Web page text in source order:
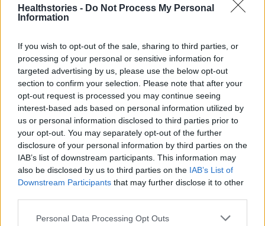
Healthstories - Do Not Process My Personal
Information
If you wish to opt-out of the sale, sharing to third parties, or
processing of your personal or sensitive information for
targeted advertising by us, please use the below opt-out
section to confirm your selection. Please note that after your
opt-out request is processed you may continue seeing
interest-based ads based on personal information utilized by
us or personal information disclosed to third parties prior to
your opt-out. You may separately opt-out of the further
disclosure of your personal information by third parties on the
IAB’s list of downstream participants. This information may
also be disclosed by us to third parties on the IAB’s List of
Downstream Participants that may further disclose it to other
Personal Data Processing Opt Outs
Δείτε Ακόμη
με μνημεία που διαμόρφωσαν την